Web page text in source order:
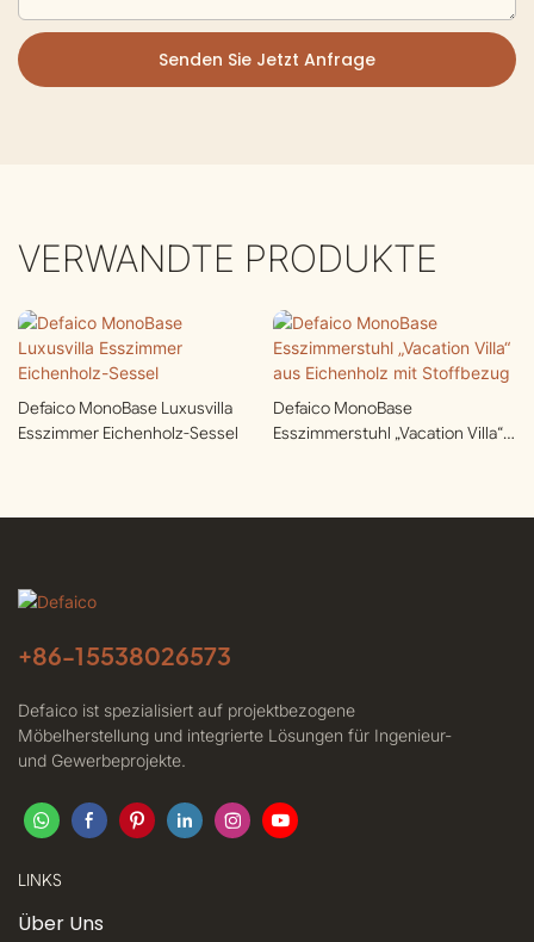
Senden Sie Jetzt Anfrage
VERWANDTE PRODUKTE
Defaico MonoBase Luxusvilla
Esszimmer Eichenholz-Sessel
Defaico MonoBase
Esszimmerstuhl „Vacation Villa“
+86-15538026573
Defaico ist spezialisiert auf projektbezogene
Möbelherstellung und integrierte Lösungen für Ingenieur-
und Gewerbeprojekte.
LINKS
Über Uns